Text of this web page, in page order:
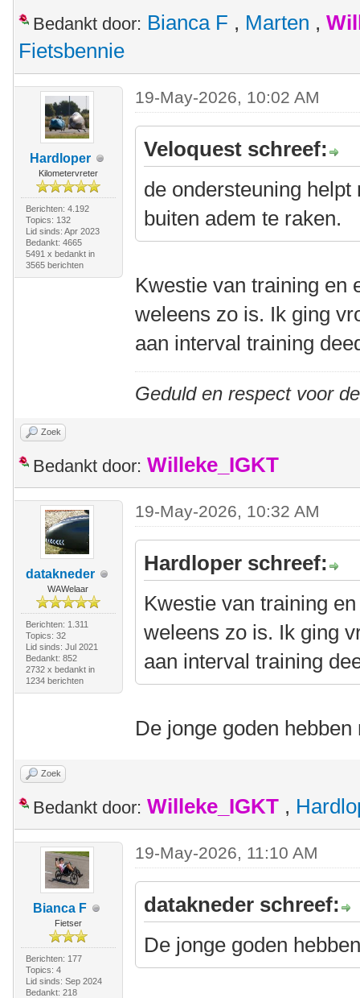
Bedankt door: Bianca F , Marten ,
Fietsbennie
Hardloper
Kilometervreter
Berichten: 4.192
Topics: 132
Lid sinds: Apr 2023
Bedankt: 4665
5491 x bedankt in
3565 berichten
19-May-2026, 10:02 AM
Veloquest schreef:
de ondersteuning
buiten adem te raken.
Kwestie van training en
weleens zo is. Ik ging
aan interval training
Geduld en respect voor
Zoek
Bedankt door: Willeke_IGKT
datakneder
WAWelaar
Berichten: 1.311
Topics: 32
Lid sinds: Jul 2021
Bedankt: 852
2732 x bedankt in
1234 berichten
19-May-2026, 10:32 AM
Hardloper schreef:
Kwestie van training
weleens zo is. Ik ging
aan interval training
De jonge goden
Zoek
Bedankt door: Willeke_IGKT ,
Bianca F
Fietser
Berichten: 177
Topics: 4
Lid sinds: Sep 2024
Bedankt: 218
19-May-2026, 11:10 AM
datakneder schreef:
De jonge goden